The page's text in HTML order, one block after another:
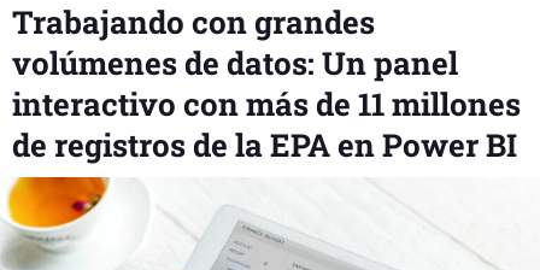
Trabajando con grandes
volúmenes de datos: Un panel
interactivo con más de 11 millones
de registros de la EPA en Power BI